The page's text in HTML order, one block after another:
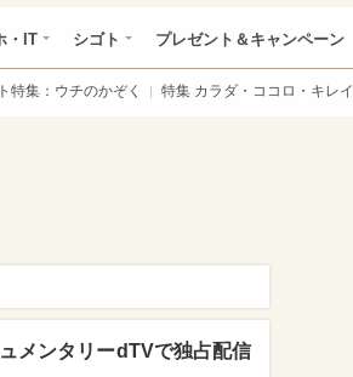
・IT シゴト プレゼント＆キャンペーン
特集：ウチのかぞく 特集 カラダ・ココロ・キレイ
メンタリーdTVで独占配信